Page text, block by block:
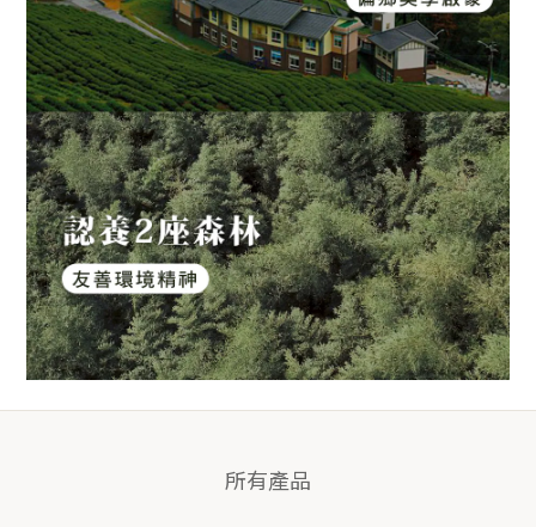
所有產品